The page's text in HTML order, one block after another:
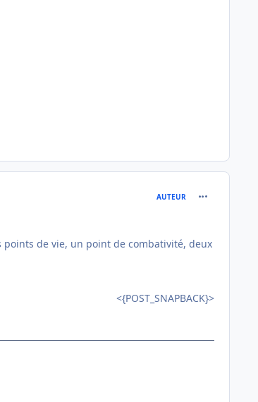
AUTEUR
de vie, un point de combativité, deux
<{POST_SNAPBACK}>